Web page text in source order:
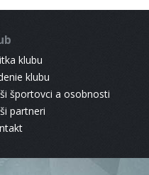
klubu
klubu
športovci a osobnosti
partneri